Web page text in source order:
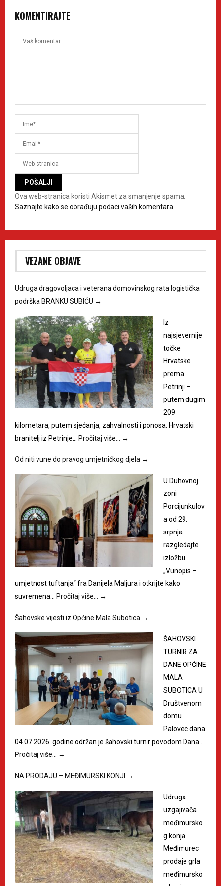
KOMENTIRAJTE
Ova web-stranica koristi Akismet za smanjenje spama.
Saznajte kako se obrađuju podaci vaših komentara.
VEZANE OBJAVE
Udruga dragovoljaca i veterana domovinskog rata logistička
podrška BRANKU SUBIĆU →
Iz
najsjevernije
točke
Hrvatske
prema
Petrinji –
putem dugim
209
kilometara, putem sjećanja, zahvalnosti i ponosa. Hrvatski
branitelj iz Petrinje… Pročitaj više… →
Od niti vune do pravog umjetničkog djela →
U Duhovnoj
zoni
Porcijunkulov
a od 29.
srpnja
razgledajte
izložbu
„Vunopis –
umjetnost tuftanja“ fra Danijela Maljura i otkrijte kako
suvremena… Pročitaj više… →
Šahovske vijesti iz Općine Mala Subotica →
ŠAHOVSKI
TURNIR ZA
DANE OPĆINE
MALA
SUBOTICA U
Društvenom
domu
Palovec dana
04.07.2026. godine održan je šahovski turnir povodom Dana…
Pročitaj više… →
NA PRODAJU – MEĐIMURSKI KONJI →
Udruga
uzgajivača
međimursko
g konja
Međimurec
prodaje grla
međimursko